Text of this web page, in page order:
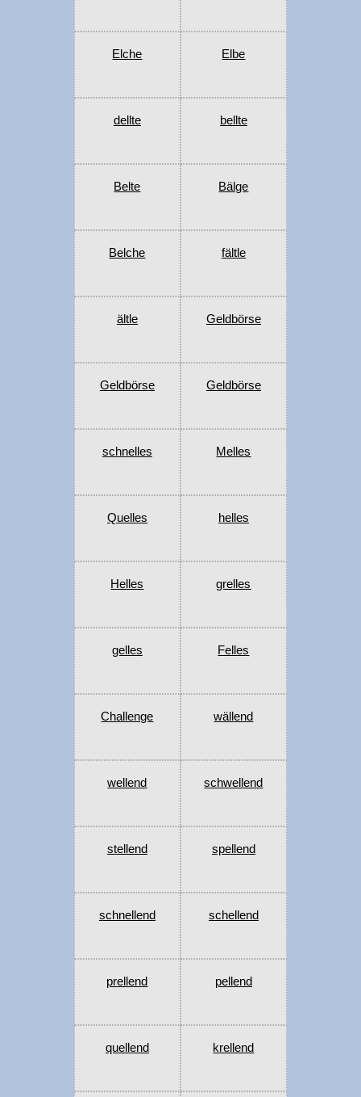
Elche Elbe
dellte bellte
Belte Bälge
Belche fältle
ältle Geldbörse
Geldbörse Geldbörse
schnelles Melles
Quelles helles
Helles grelles
gelles Felles
Challenge wällend
wellend schwellend
stellend spellend
schnellend schellend
prellend pellend
quellend krellend